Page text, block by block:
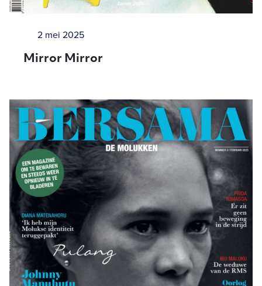
2 mei 2025
Mirror Mirror